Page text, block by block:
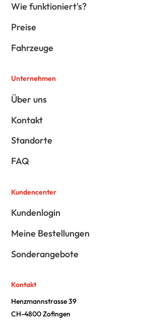
Wie funktioniert's?
Preise
Fahrzeuge
Unternehmen
Über uns
Kontakt
Standorte
FAQ
Kundencenter
Kundenlogin
Meine Bestellungen
Sonderangebote
Kontakt
Henzmannstrasse 39
CH-4800 Zofingen